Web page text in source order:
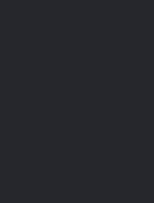
- Vendita all'asta